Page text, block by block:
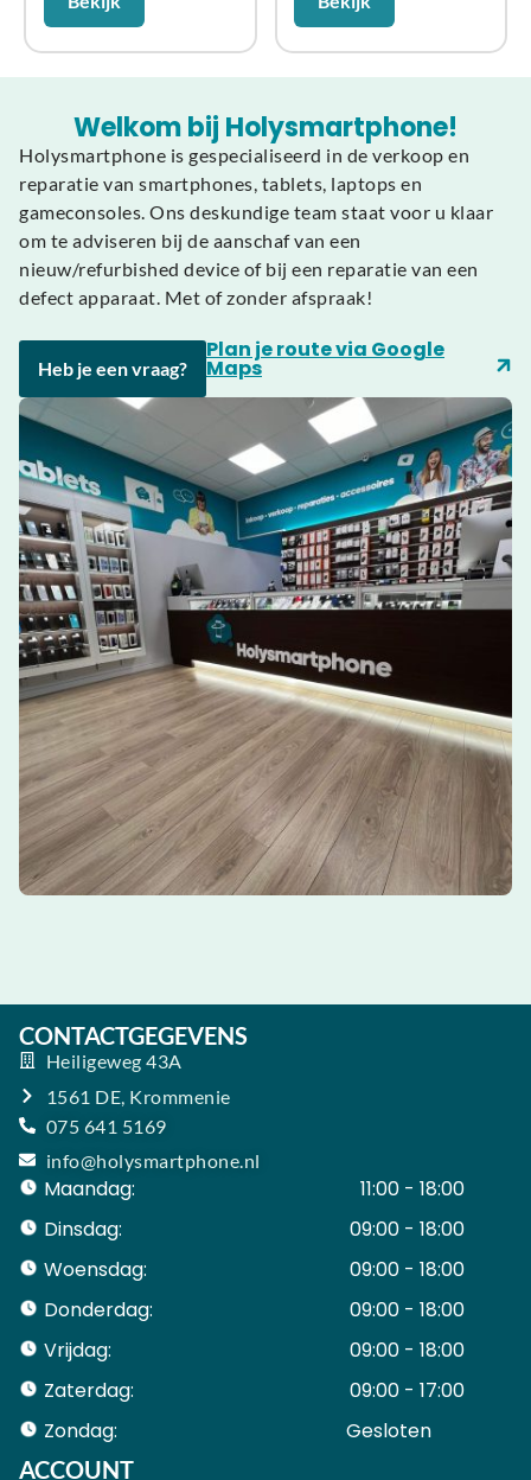
Welkom bij Holysmartphone!
Holysmartphone is gespecialiseerd in de verkoop en
reparatie van smartphones, tablets, laptops en
gameconsoles. Ons deskundige team staat voor u klaar
om te adviseren bij de aanschaf van een
nieuw/refurbished device of bij een reparatie van een
defect apparaat. Met of zonder afspraak!
Heb je een vraag?
Plan je route via Google
Maps
CONTACTGEGEVENS
Heiligeweg 43A
1561 DE, Krommenie
075 641 5169
info@holysmartphone.nl
Maandag:
11:00 - 18:00
Dinsdag:
09:00 - 18:00
Woensdag:
09:00 - 18:00
Donderdag:
09:00 - 18:00
Vrijdag:
09:00 - 18:00
Zaterdag:
09:00 - 17:00
Zondag:
Gesloten ​ ​ ​ ​ ​ ​ ​
ACCOUNT